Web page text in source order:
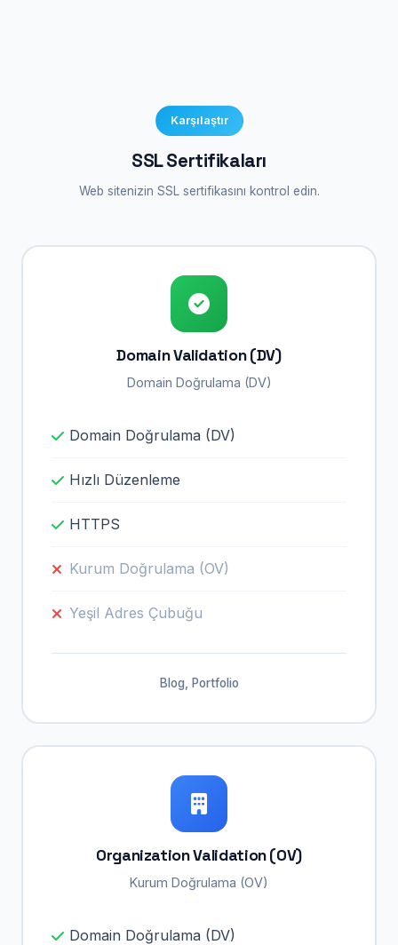
Karşılaştır
SSL Sertifikaları
Web sitenizin SSL sertifikasını kontrol edin.
Domain Validation (DV)
Domain Doğrulama (DV)
Domain Doğrulama (DV)
Hızlı Düzenleme
HTTPS
Kurum Doğrulama (OV)
Yeşil Adres Çubuğu
Blog, Portfolio
Organization Validation (OV)
Kurum Doğrulama (OV)
Domain Doğrulama (DV)